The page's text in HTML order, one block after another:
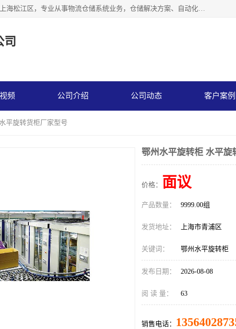
联系热线：* 上海秩宏机电设备有限公司成立于2013年，位于上海松江区，专业从事物流仓储系统业务，仓储解决方案、自动化仓储设备、自动货柜、立体货柜等。
司
频 公司介绍 公司动态 客户案例
平旋转货柜厂家型号
鄂州水平旋转柜 水平旋
价格： 面议
产品数量： 9999.00组
发货地址： 上海市青浦区
关键词： 鄂州水平旋转柜
发布日期： 2026-08-08
阅 读 量： 63
销售电话：